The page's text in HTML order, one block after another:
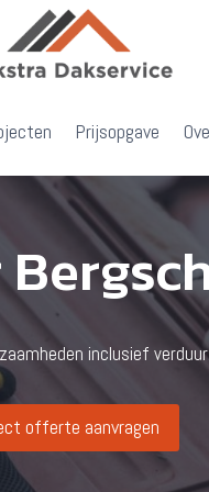
Prijsopgave
inclusief
offerte aanvragen